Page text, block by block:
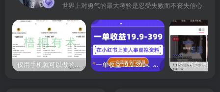
世界上对勇气的最大考验是忍受失败而不丧失信心
仅用手机就可以做的小项目，当天就能见钱，每天100-300 一单收益19.9-399，一个蓝海冷门项目，在小红书上卖人事虚拟资料